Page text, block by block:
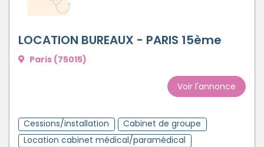
LOCATION BUREAUX - PARIS 15ème
Paris (75015)
Voir l'annonce
Cessions/installation
Cabinet de groupe
Location cabinet médical/paramédical